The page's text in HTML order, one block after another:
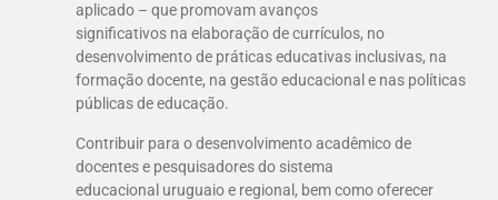
aplicado – que promovam avanços
significativos na elaboração de currículos, no
desenvolvimento de práticas educativas inclusivas, na
formação docente, na gestão educacional e nas políticas
públicas de educação.
Contribuir para o desenvolvimento acadêmico de
docentes e pesquisadores do sistema
educacional uruguaio e regional, bem como oferecer